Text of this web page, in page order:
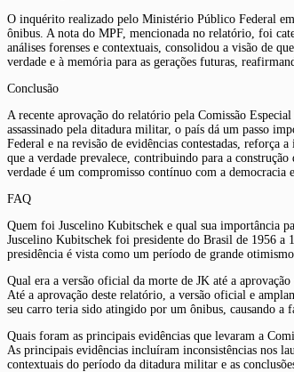
O inquérito realizado pelo Ministério Público Federal
ônibus. A nota do MPF, mencionada no relatório, foi
análises forenses e contextuais, consolidou a visão de
verdade e à memória para as gerações futuras,
Conclusão
A recente aprovação do relatório pela Comissão
assassinado pela ditadura militar, o país dá um passo
Federal e na revisão de evidências contestadas,
que a verdade prevalece, contribuindo para a
verdade é um compromisso contínuo com a democracia
FAQ
Quem foi Juscelino Kubitschek e qual sua importância
Juscelino Kubitschek foi presidente do Brasil de 1956 a
presidência é vista como um período de grande
Qual era a versão oficial da morte de JK até a aprovação
Até a aprovação deste relatório, a versão oficial e
seu carro teria sido atingido por um ônibus, causando a
Quais foram as principais evidências que levaram a
As principais evidências incluíram inconsistências nos
contextuais do período da ditadura militar e as